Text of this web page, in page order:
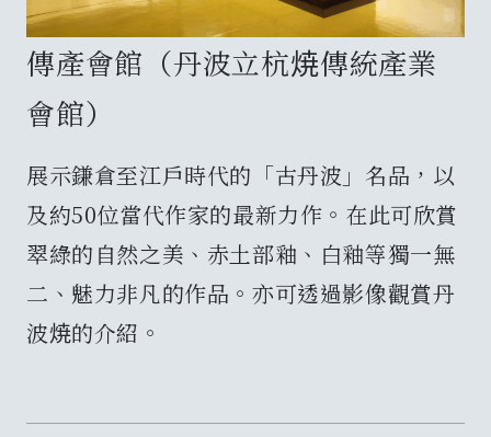
傳產會館（丹波立杭焼傳統產業
會館）
展示鎌倉至江戶時代的「古丹波」名品，以
及約50位當代作家的最新力作。在此可欣賞
翠綠的自然之美、赤土部釉、白釉等獨一無
二、魅力非凡的作品。亦可透過影像觀賞丹
波焼的介紹。